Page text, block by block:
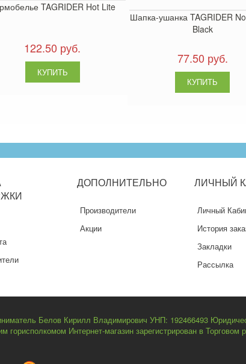
TAGRIDER Hot Lite
122.50 руб.
Шапка-ушанка TAGRIDER
Black
77.50 руб.
ДОПОЛНИТЕЛЬНО
Производители
Акции
ЛИЧНЫЙ
Личный
История
Закладки
Рассылка
Белов Кирилл Владимирович УНП: 192466493
горисполкомом Интернет-магазин зарегистрирован в